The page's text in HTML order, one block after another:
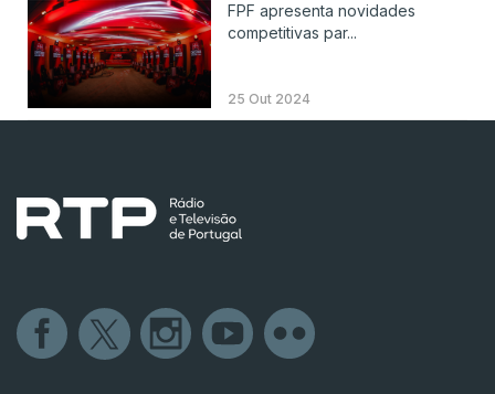
FPF apresenta novidades
competitivas par...
25 Out 2024